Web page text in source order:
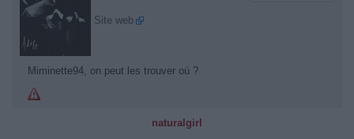
Site web
Miminette94, on peut les trouver où ?
naturalgirl